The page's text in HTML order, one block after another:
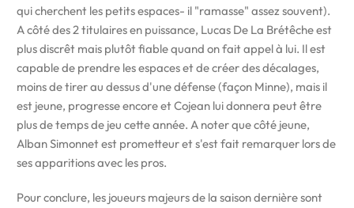
qui cherchent les petits espaces- il "ramasse" assez souvent).
A côté des 2 titulaires en puissance, Lucas De La Brétêche est
plus discrêt mais plutôt fiable quand on fait appel à lui. Il est
capable de prendre les espaces et de créer des décalages,
moins de tirer au dessus d'une défense (façon Minne), mais il
est jeune, progresse encore et Cojean lui donnera peut être
plus de temps de jeu cette année. A noter que côté jeune,
Alban Simonnet est prometteur et s'est fait remarquer lors de
ses apparitions avec les pros.
Pour conclure, les joueurs majeurs de la saison dernière sont